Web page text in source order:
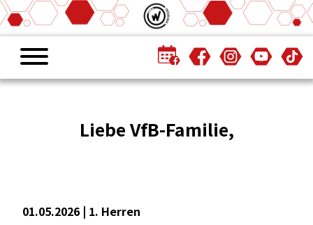
Liebe VfB-Familie,
01.05.2026 | 1. Herren